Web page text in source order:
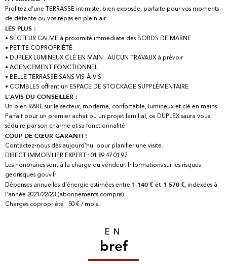
Profitez d’une TERRASSE intimiste, bien exposée, parfaite pour vos moments
de détente ou vos repas en plein air.
LES PLUS :
• SECTEUR CALME à proximité immédiate des BORDS DE MARNE
• PETITE COPROPRIÉTÉ
• DUPLEX LUMINEUX CLÉ EN MAIN : AUCUN TRAVAUX à prévoir
• AGENCEMENT FONCTIONNEL
• BELLE TERRASSE SANS VIS-À-VIS
• COMBLES offrant un ESPACE DE STOCKAGE SUPPLÉMENTAIRE
L’AVIS DU CONSEILLER :
Un bien RARE sur le secteur, moderne, confortable, lumineux et clé en mains.
Parfait pour un premier achat ou un projet familial, ce DUPLEX saura vous
séduire par son charme et sa fonctionnalité.
COUP DE CŒUR GARANTI !
Contactez-nous dès aujourd’hui pour planifier une visite.
DIRECT IMMOBILIER EXPERT : 01 89 47 01 97
Les honoraires sont à la charge du vendeur. Informations sur les risques :
georisques.gouv.fr
Dépenses annuelles d’énergie estimées entre 1 140 € et 1 570 €, indexées à
l’année 2021/22/23 (abonnements compris).
Charges copropriété : 50 € / mois.
EN
bref